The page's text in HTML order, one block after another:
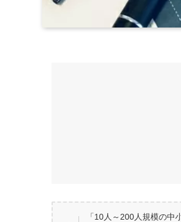
「10人～200人規模の中